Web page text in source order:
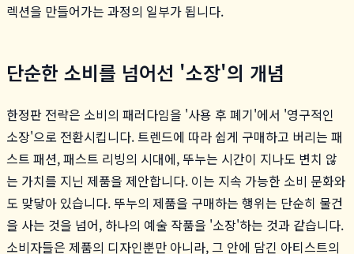
렉션을 만들어가는 과정의 일부가 됩니다.
단순한 소비를 넘어선 '소장'의 개념
한정판 전략은 소비의 패러다임을 '사용 후 폐기'에서 '영구적인
소장'으로 전환시킵니다. 트렌드에 따라 쉽게 구매하고 버리는 패
스트 패션, 패스트 리빙의 시대에, 뚜누는 시간이 지나도 변치 않
는 가치를 지닌 제품을 제안합니다. 이는 지속 가능한 소비 문화와
도 맞닿아 있습니다. 뚜누의 제품을 구매하는 행위는 단순히 물건
을 사는 것을 넘어, 하나의 예술 작품을 '소장'하는 것과 같습니다.
소비자들은 제품의 디자인뿐만 아니라, 그 안에 담긴 아티스트의